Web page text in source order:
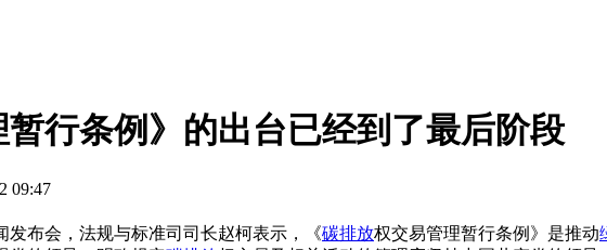
暂行条例》的出台已经到了最后阶段
09:47
发布会，法规与标准司司长赵柯表示，《碳排放权交易管理暂行条例》是推动